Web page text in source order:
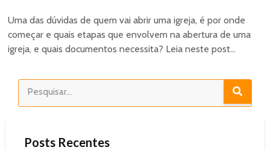
Uma das dúvidas de quem vai abrir uma igreja, é por onde
começar e quais etapas que envolvem na abertura de uma
igreja, e quais documentos necessita? Leia neste post...
Posts Recentes